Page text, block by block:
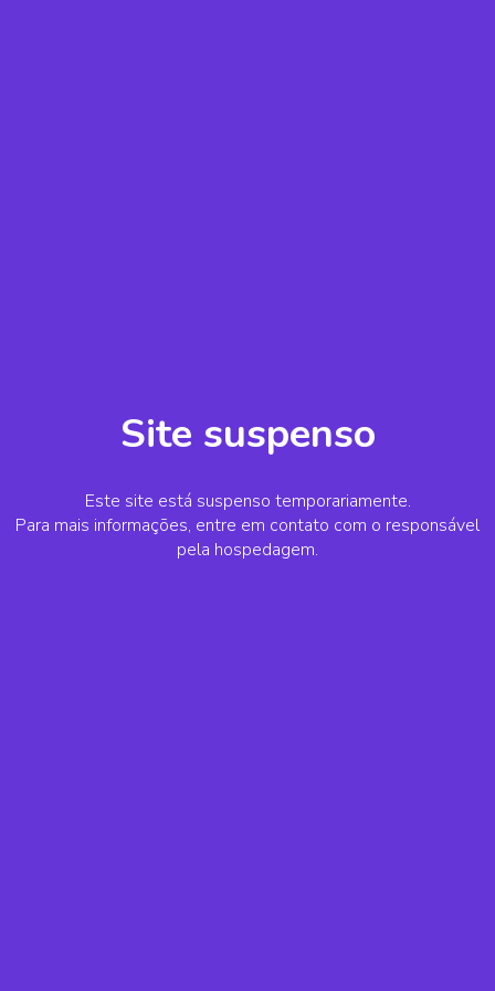
Site suspenso
Este site está suspenso temporariamente.
Para mais informações, entre em contato com o responsável
pela hospedagem.